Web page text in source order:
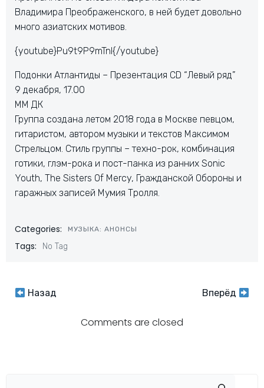
Владимира Преображенского, в ней будет довольно
много азиатских мотивов.
{youtube}Pu9t9P9mTnI{/youtube}
Подонки Атлантиды – Презентация CD “Левый ряд”
9 декабря, 17.00
ММ ДК
Группа создана летом 2018 года в Москве певцом,
гитаристом, автором музыки и текстов Максимом
Стрельцом. Стиль группы – техно-рок, комбинация
готики, глэм-рока и пост-панка из ранних Sonic
Youth, The Sisters Of Mercy, Гражданской Обороны и
гаражных записей Мумия Тролля.
Categories: МУЗЫКА: АНОНСЫ
Tags: No Tag
Навигация
Назад
Навигация
по
Вперёд
Comments are closed